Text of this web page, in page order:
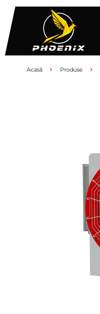
Acasă Produse